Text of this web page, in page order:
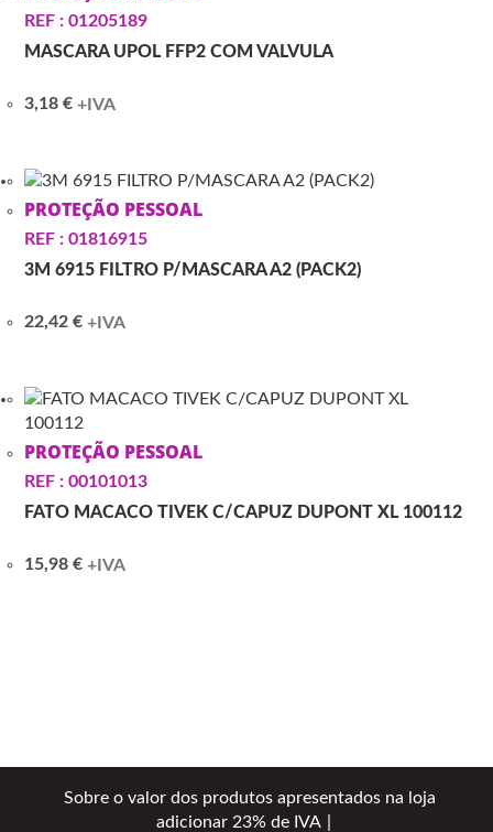
REF : 01205189
MASCARA UPOL FFP2 COM VALVULA
3,18€ +IVA
PROTEÇÃO PESSOAL
REF : 01816915
3M 6915 FILTRO P/MASCARA A2 (PACK2)
22,42€ +IVA
PROTEÇÃO PESSOAL
REF : 00101013
FATO MACACO TIVEK C/CAPUZ DUPONT XL 100112
15,98€ +IVA
Sobre o valor dos produtos apresentados na loja
adicionar 23% de IVA